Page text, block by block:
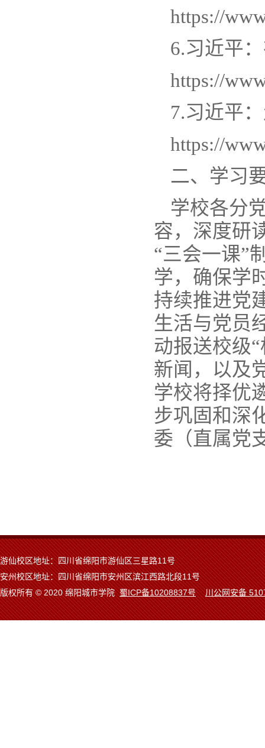
https://
6.习近平
https://
7.习近平
https://
二、学习
学校各分
容，深度研
“三会一课”
学，确保学
持续推进党
生活与党员
动报送校级
新闻，以及
学校将择优
步巩固和深
委（直属党
游仙校区地址：四川省绵阳市游仙区三星路11号
安州校区地址：四川省绵阳市安州区滨江西路北段11号
版权所有 © 2020 绵阳城市学院蜀ICP备10208837号 川公网安备